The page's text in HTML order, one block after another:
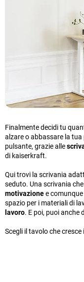
Finalmente decidi tu
alzare o abbassare la
pulsante, grazie alle
di kaiserkraft.
Qui trovi la scrivania
seduto. Una scrivania
motivazionee
spazio per i materiali di
lavoro. E poi, puoi anche
Scegli il tavolo che cresce